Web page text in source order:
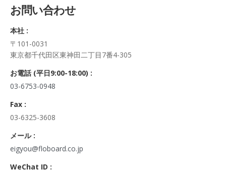
正・追加・削除、利用の停止または消去、第三者への提供の停
口に申し出ることができます。
その際、弊社はご本人を確認させていただいたうえで、合理的
な期間内に対応いたします。
株式会社FloBoard 個人情報問合せ窓口
〒101-0031 東京都千代田区東神田二丁目7番4-305
メールアドレス: info@floboard.co.jp TEL: 03-6753-0948
ールデンウィークを除く)
6. 個人情報における任意性について
個人情報のご提供は、ご本人の任意です。ただし、必須項目を
ご入力頂けない場合は本フォームをご利用頂けませんので、ご
了承ください。
お問い合わせ
本社 :
〒101-0031
東京都千代田区東神田二丁目7番4-305
お電話 (平日9:00-18:00) :
03-6753-0948
Fax :
03-6325-3608
メール :
eigyou@floboard.co.jp
WeChat ID :